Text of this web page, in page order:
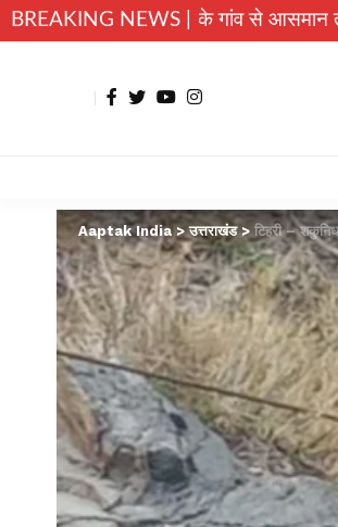
BREAKING NEWS |
के गांव से आसमान तक: रवि टम्टा ने तैयार
Aaptak India >उत्तराखंड> टिहरी –